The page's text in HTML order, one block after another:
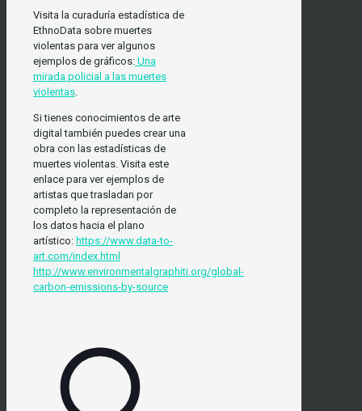
Visita la curaduría estadística de
EthnoData sobre muertes
violentas para ver algunos
ejemplos de gráficos: Una
mirada policial a las muertes
violentas
Si tienes conocimientos de arte
digital también puedes crear una
obra con las estadísticas de
muertes violentas. Visita este
enlace para ver ejemplos de
artistas que trasladan por
completo la representación de
los datos hacia el plano
artístico: https://www.data-to-
art.com/index.html
http://www.environmentalgraphiti.org/global-
carbon-emissions-by-source